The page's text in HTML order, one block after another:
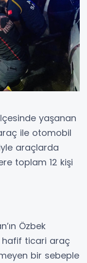
yaşanan
ile otomobil
araçlarda
toplam 12 kişi
Özbek
hafif ticari araç
bir sebeple